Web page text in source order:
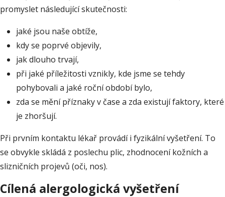
promyslet následující skutečnosti:
jaké jsou naše obtíže,
kdy se poprvé objevily,
jak dlouho trvají,
při jaké příležitosti vznikly, kde jsme se tehdy
pohybovali a jaké roční období bylo,
zda se mění příznaky v čase a zda existují faktory, které
je zhoršují.
Při prvním kontaktu lékař provádí i fyzikální vyšetření. To
se obvykle skládá z poslechu plic, zhodnocení kožních a
slizničních projevů (oči, nos).
Cílená alergologická vyšetření